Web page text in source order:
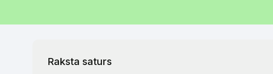
Raksta saturs